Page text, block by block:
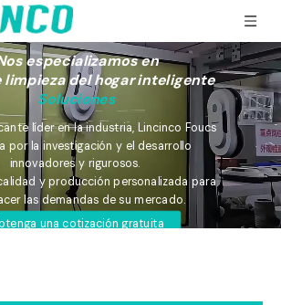
especializamos en
limpieza del hogar inteligente
Soluciones
líder en la industria, Lincinco Foucs
por la investigación y el desarrollo
innovadores y rigurosos.
y producción personalizada para
las demandas de su mercado.
una cotización gratuita